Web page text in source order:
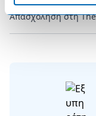
Απασχόληση στη